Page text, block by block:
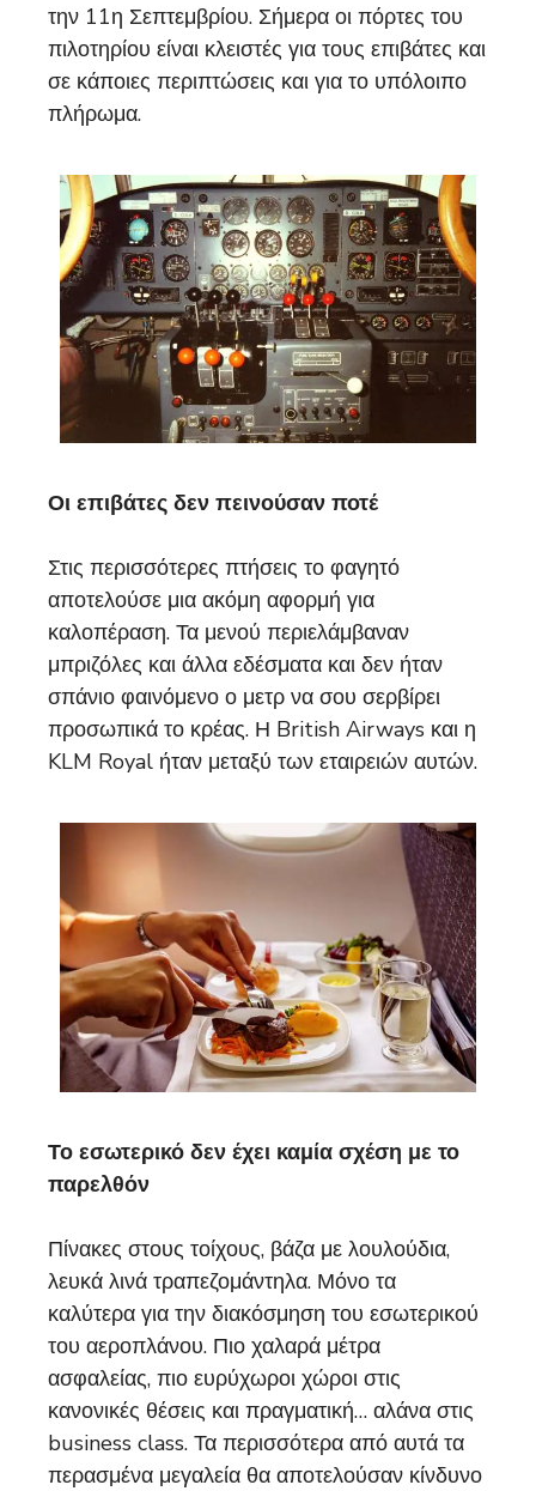
την 11η Σεπτεμβρίου. Σήμερα οι πόρτες του
πιλοτηρίου είναι κλειστές για τους επιβάτες και
σε κάποιες περιπτώσεις και για το υπόλοιπο
πλήρωμα.
Οι επιβάτες δεν πεινούσαν ποτέ
Στις περισσότερες πτήσεις το φαγητό
αποτελούσε μια ακόμη αφορμή για
καλοπέραση. Τα μενού περιελάμβαναν
μπριζόλες και άλλα εδέσματα και δεν ήταν
σπάνιο φαινόμενο ο μετρ να σου σερβίρει
προσωπικά το κρέας. Η British Airways και η
KLM Royal ήταν μεταξύ των εταιρειών αυτών.
Το εσωτερικό δεν έχει καμία σχέση με το
παρελθόν
Πίνακες στους τοίχους, βάζα με λουλούδια,
λευκά λινά τραπεζομάντηλα. Μόνο τα
καλύτερα για την διακόσμηση του εσωτερικού
του αεροπλάνου. Πιο χαλαρά μέτρα
ασφαλείας, πιο ευρύχωροι χώροι στις
κανονικές θέσεις και πραγματική… αλάνα στις
business class. Τα περισσότερα από αυτά τα
περασμένα μεγαλεία θα αποτελούσαν κίνδυνο